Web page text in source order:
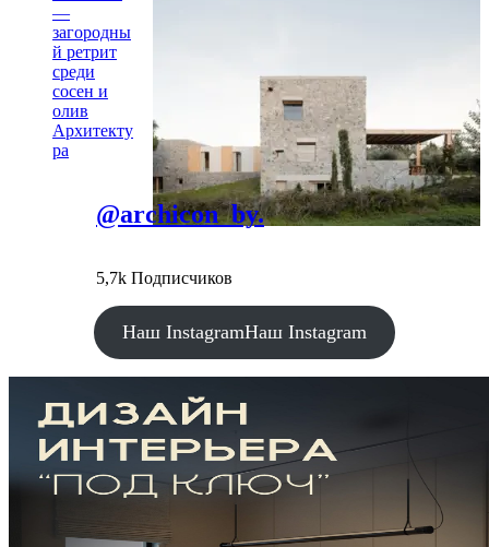
—
загородны
й ретрит
среди
сосен и
олив
Архитекту
ра
@archicon_by.
5,7k Подписчиков
Наш InstagramНаш Instagram